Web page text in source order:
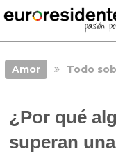
Amor Todo
¿Por qué
superan